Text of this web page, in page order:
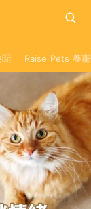
Raise Pets 養